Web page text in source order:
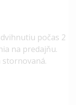
počas 2
na predajňu.
stornovaná.